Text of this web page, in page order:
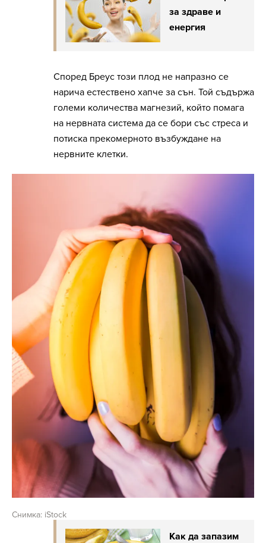
за здраве и
енергия
Според Бреус този плод не напразно се
нарича естествено хапче за сън. Той съдържа
големи количества магнезий, който помага
на нервната система да се бори със стреса и
потиска прекомерното възбуждане на
нервните клетки.
Снимка: iStock
Как да запазим